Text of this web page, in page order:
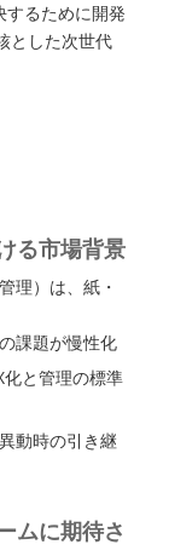
するために開発
とした次世代
る市場背景
理）は、紙・
課題が慢性化
と管理の標準
動時の引き継
ムに期待さ